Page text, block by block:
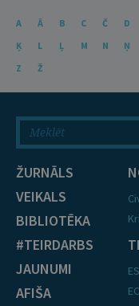
A Ā B C Č D
Ķ
L Ļ M N Ņ
Z
Ž
ŽURNĀLS
VEIKALS
BIBLIOTĒKA
#TEIRDARBS
JAUNUMI
AFIŠA